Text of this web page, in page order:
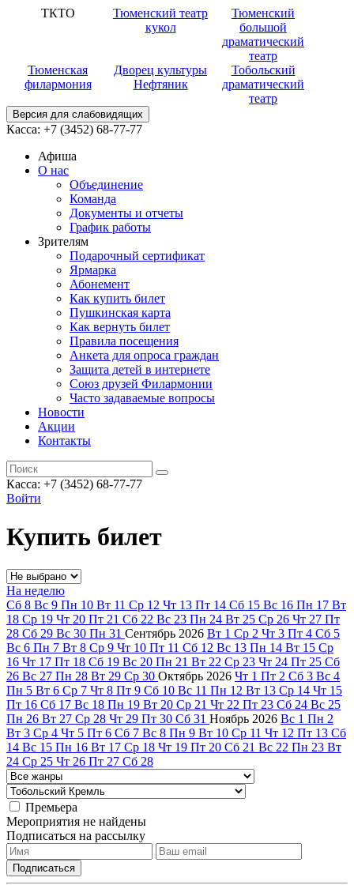
ТКТО
Тюменский театр
кукол
Тюменский
большой
драматический
театр
Тюменская
филармония
Дворец культуры
Нефтяник
Тобольский
драматический
театр
Версия для слабовидящих
Касса: +7 (3452) 68-77-77
Афиша
О нас
Объединение
Команда
Документы и отчеты
График работы
Зрителям
Подарочный сертификат
Ярмарка
Абонемент
Как купить билет
Пушкинская карта
Как вернуть билет
Правила посещения
Анкета для опроса граждан
Защита детей в интернете
Союз друзей Филармонии
Часто задаваемые вопросы
Новости
Акции
Контакты
Касса: +7 (3452) 68-77-77
Войти
Купить билет
На неделю
Сб 8 Вс 9 Пн 10 Вт 11 Ср 12 Чт 13 Пт 14 Сб 15 Вс 16 Пн 17 Вт
18 Ср 19 Чт 20 Пт 21 Сб 22 Вс 23 Пн 24 Вт 25 Ср 26 Чт 27 Пт
28 Сб 29 Вс 30 Пн 31 Сентябрь 2026 Вт 1 Ср 2 Чт 3 Пт 4 Сб 5
Вс 6 Пн 7 Вт 8 Ср 9 Чт 10 Пт 11 Сб 12 Вс 13 Пн 14 Вт 15 Ср
16 Чт 17 Пт 18 Сб 19 Вс 20 Пн 21 Вт 22 Ср 23 Чт 24 Пт 25 Сб
26 Вс 27 Пн 28 Вт 29 Ср 30 Октябрь 2026 Чт 1 Пт 2 Сб 3 Вс 4
Пн 5 Вт 6 Ср 7 Чт 8 Пт 9 Сб 10 Вс 11 Пн 12 Вт 13 Ср 14 Чт 15
Пт 16 Сб 17 Вс 18 Пн 19 Вт 20 Ср 21 Чт 22 Пт 23 Сб 24 Вс 25
Пн 26 Вт 27 Ср 28 Чт 29 Пт 30 Сб 31 Ноябрь 2026 Вс 1 Пн 2
Вт 3 Ср 4 Чт 5 Пт 6 Сб 7 Вс 8 Пн 9 Вт 10 Ср 11 Чт 12 Пт 13 Сб
14 Вс 15 Пн 16 Вт 17 Ср 18 Чт 19 Пт 20 Сб 21 Вс 22 Пн 23 Вт
24 Ср 25 Чт 26 Пт 27 Сб 28
Премьера
Мероприятия не найдены
Подписаться на рассылку